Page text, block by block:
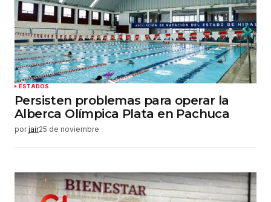
ESTADOS
Persisten problemas para operar la
Alberca Olímpica Plata en Pachuca
por jair25 de noviembre